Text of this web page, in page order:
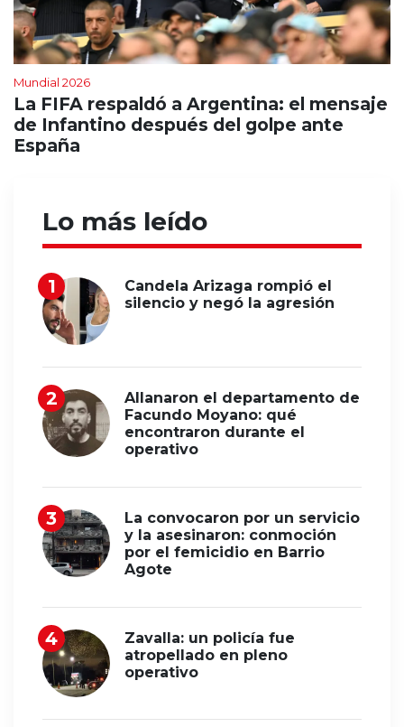
Mundial 2026
La FIFA respaldó a Argentina: el mensaje
de Infantino después del golpe ante
España
Lo más leído
Candela Arizaga rompió el
silencio y negó la agresión
Allanaron el departamento de
Facundo Moyano: qué
encontraron durante el
operativo
La convocaron por un servicio
y la asesinaron: conmoción
por el femicidio en Barrio
Agote
Zavalla: un policía fue
atropellado en pleno
operativo